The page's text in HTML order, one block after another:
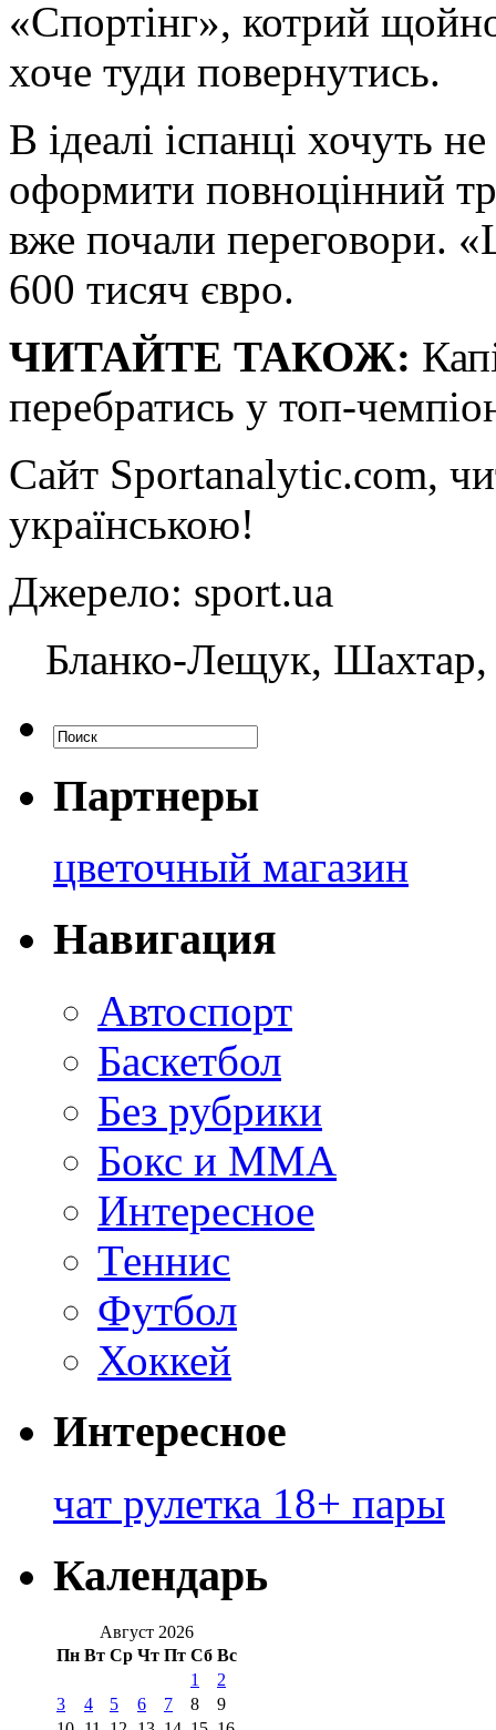
«Спортінг», котрий
хоче туди повернутись.
В ідеалі іспанці хочуть
оформити повноцінний
вже почали переговори.
600 тисяч євро.
ЧИТАЙТЕ ТАКОЖ:
перебратись у топ-
Сайт Sportanalytic.com,
українською!
Джерело: sport.ua
Бланко-Лещук, Шахтар,
Партнеры
цветочный магазин
Навигация
Автоспорт
Баскетбол
Без рубрики
Бокс и ММА
Интересное
Теннис
Футбол
Хоккей
Интересное
чат рулетка 18+ пары
Календарь
Август 2026
Пн Вт Ср Чт Пт Сб Вс
1
2
3
4 5 6 7 8
9